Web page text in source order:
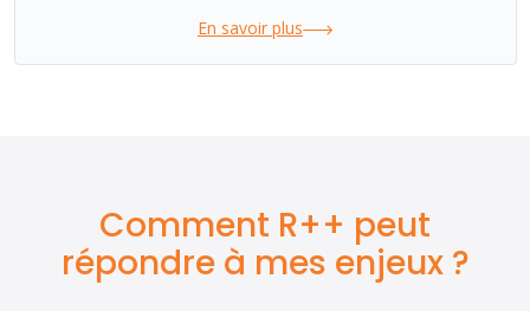
En savoir plus
Comment R++ peut
répondre à mes enjeux ?